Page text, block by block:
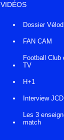
VIDÉOS
Dossier
FAN CAM
Football Club
TV
H+1
Interview
Les 3
match